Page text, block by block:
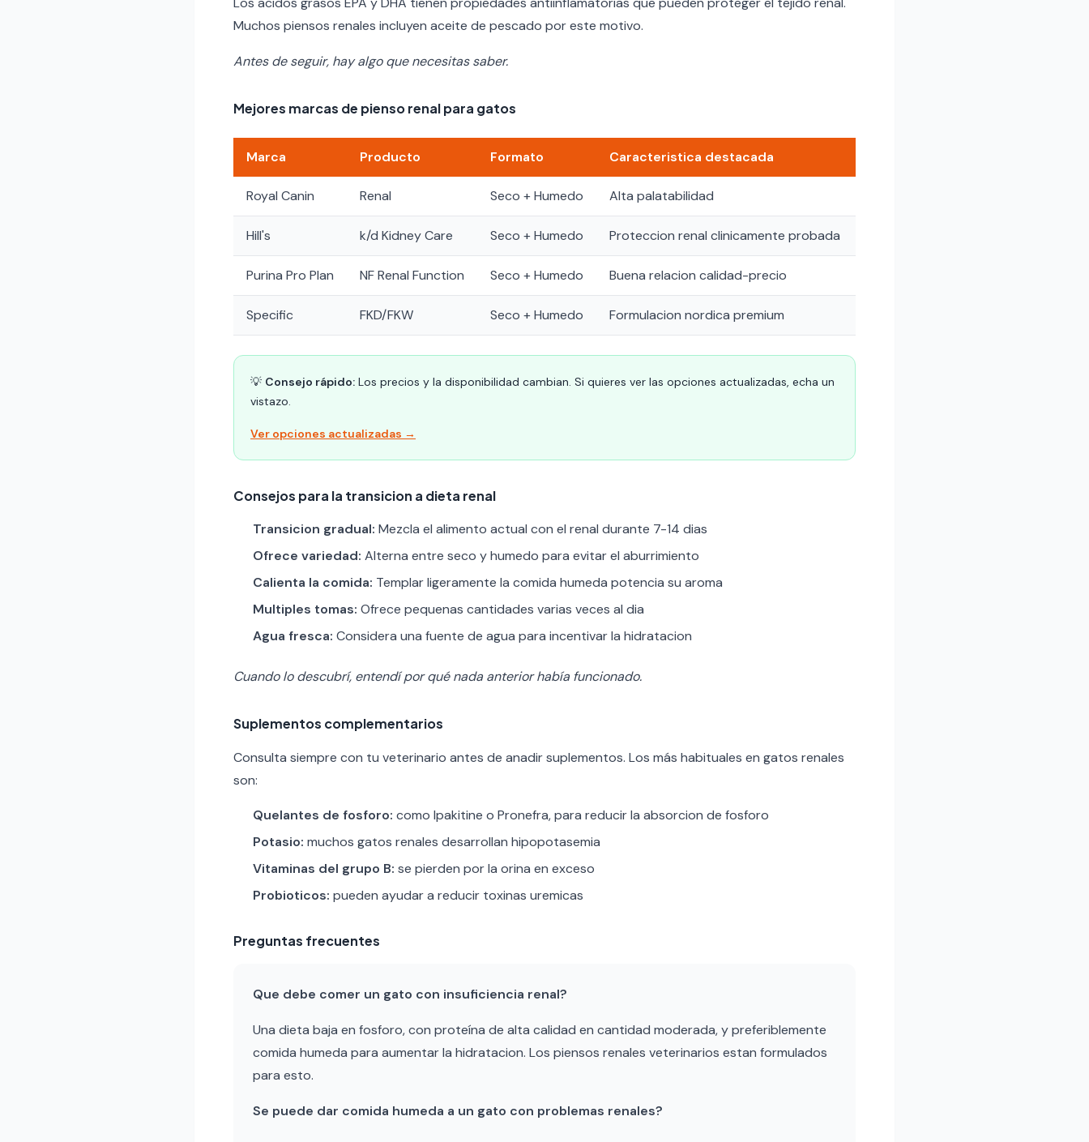
Muchos piensos renales incluyen aceite de pescado por este motivo.
Antes de seguir, hay algo que necesitas saber.
Mejores marcas de pienso renal para gatos
Marca Producto Formato Caracteristica destacada
Royal Canin Renal Seco + Humedo Alta palatabilidad
Hill's k/d Kidney Care Seco + Humedo Proteccion renal clinicamente probada
Purina Pro Plan NF Renal Function Seco + Humedo Buena relacion calidad-precio
Specific FKD/FKW Seco + Humedo Formulacion nordica premium
💡 Consejo rápido: Los precios y la disponibilidad cambian. Si quieres ver las opciones actualizadas, echa un
vistazo.
Ver opciones actualizadas →
Consejos para la transicion a dieta renal
Transicion gradual: Mezcla el alimento actual con el renal durante 7-14 dias
Ofrece variedad: Alterna entre seco y humedo para evitar el aburrimiento
Calienta la comida: Templar ligeramente la comida humeda potencia su aroma
Multiples tomas: Ofrece pequenas cantidades varias veces al dia
Agua fresca: Considera una fuente de agua para incentivar la hidratacion
Cuando lo descubrí, entendí por qué nada anterior había funcionado.
Suplementos complementarios
Consulta siempre con tu veterinario antes de anadir suplementos. Los más habituales en gatos renales
son:
Quelantes de fosforo: como Ipakitine o Pronefra, para reducir la absorcion de fosforo
Potasio: muchos gatos renales desarrollan hipopotasemia
Vitaminas del grupo B: se pierden por la orina en exceso
Probioticos: pueden ayudar a reducir toxinas uremicas
Preguntas frecuentes
Que debe comer un gato con insuficiencia renal?
Una dieta baja en fosforo, con proteína de alta calidad en cantidad moderada, y preferiblemente
comida humeda para aumentar la hidratacion. Los piensos renales veterinarios estan formulados
para esto.
Se puede dar comida humeda a un gato con problemas renales?